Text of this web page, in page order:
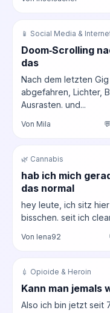
📱 Social Media &
Doom‑Scrolling
das
Nach dem letzten
abgefahren, Lichter,
Ausrasten. und...
Von Mila
🌿 Cannabis
hab ich mich
das normal
hey leute, ich sitz
bisschen. seit ich
Von lena92
💉 Opioide & Heroin
Kann man jemals
Also ich bin jetzt seit